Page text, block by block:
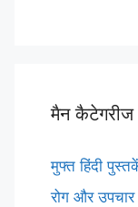
मैन कैटेगरीज
मुफ्त हिंदी
रोग और उपचार